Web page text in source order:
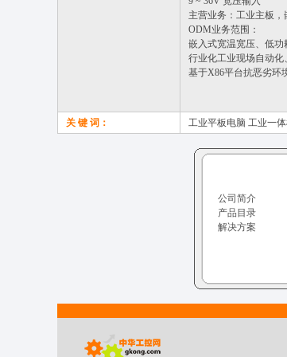
主营业务：工业主板
ODM业务范围：
嵌入式宽温宽压、低
行业化工业现场自动
基于X86平台抗恶劣环
关 键 词： 工业平板电脑 工业一
公司简介
产品目录
解决方案